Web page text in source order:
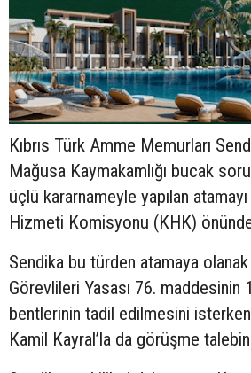
Kıbrıs Türk Amme Memurları
Mağusa Kaymakamlığı bucak
üçlü kararnameyle yapılan
Hizmeti Komisyonu (KHK)
Sendika bu türden atamaya
Görevlileri Yasası 76. maddesinin
bentlerinin tadil edilmesini
Kamil Kayral’la da görüşme